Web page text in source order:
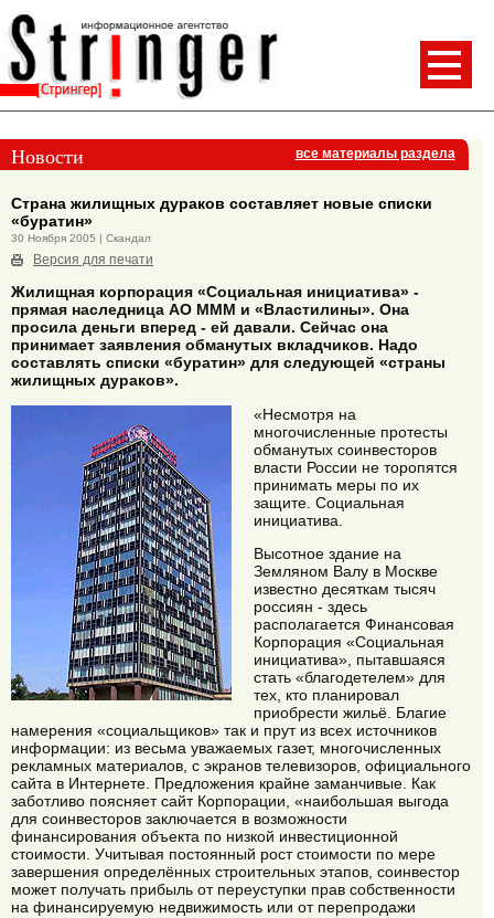
Новости все материалы раздела
Страна жилищных дураков составляет новые списки
«буратин»
30 Ноября 2005 | Скандал
Версия для печати
Жилищная корпорация «Социальная инициатива» -
прямая наследница АО МММ и «Властилины». Она
просила деньги вперед - ей давали. Сейчас она
принимает заявления обманутых вкладчиков. Надо
составлять списки «буратин» для следующей «страны
жилищных дураков».
«Несмотря на
многочисленные протесты
обманутых соинвесторов
власти России не торопятся
принимать меры по их
защите. Социальная
инициатива.
Высотное здание на
Земляном Валу в Москве
известно десяткам тысяч
россиян - здесь
располагается Финансовая
Корпорация «Социальная
инициатива», пытавшаяся
стать «благодетелем» для
тех, кто планировал
приобрести жильё. Благие
намерения «социальщиков» так и прут из всех источников
информации: из весьма уважаемых газет, многочисленных
рекламных материалов, с экранов телевизоров, официального
сайта в Интернете. Предложения крайне заманчивые. Как
заботливо поясняет сайт Корпорации, «наибольшая выгода
для соинвесторов заключается в возможности
финансирования объекта по низкой инвестиционной
стоимости. Учитывая постоянный рост стоимости по мере
завершения определённых строительных этапов, соинвестор
может получать прибыль от переуступки прав собственности
на финансируемую недвижимость или от перепродажи